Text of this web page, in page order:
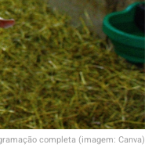
completa (imagem: Canva)